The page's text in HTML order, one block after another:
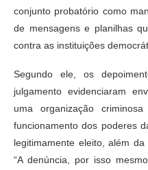
conjunto probatório como
de mensagens e planilhas
contra as instituições
Segundo ele, os
julgamento evidenciaram
uma organização
funcionamento dos poderes
legitimamente eleito, além
“A denúncia, por isso